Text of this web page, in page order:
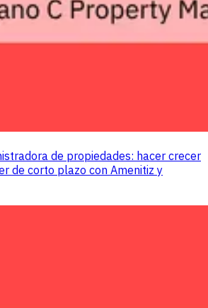
de propiedades: hacer crecer
de corto plazo con Amenitiz y